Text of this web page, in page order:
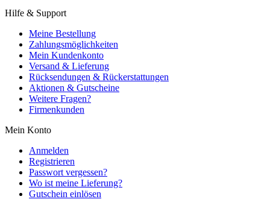
Hilfe & Support
Meine Bestellung
Zahlungsmöglichkeiten
Mein Kundenkonto
Versand & Lieferung
Rücksendungen & Rückerstattungen
Aktionen & Gutscheine
Weitere Fragen?
Firmenkunden
Mein Konto
Anmelden
Registrieren
Passwort vergessen?
Wo ist meine Lieferung?
Gutschein einlösen